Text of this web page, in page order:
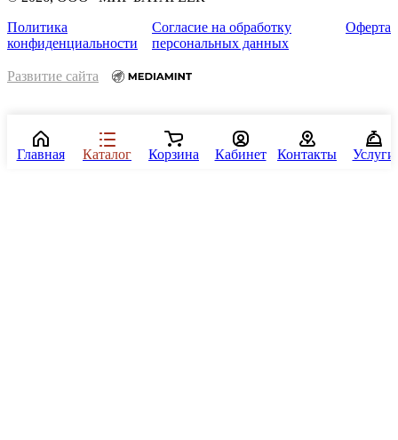
Политика
конфиденциальности
Согласие на обработку
персональных данных
Оферта
Развитие сайта
Главная Каталог Корзина Кабинет Контакты Услуги